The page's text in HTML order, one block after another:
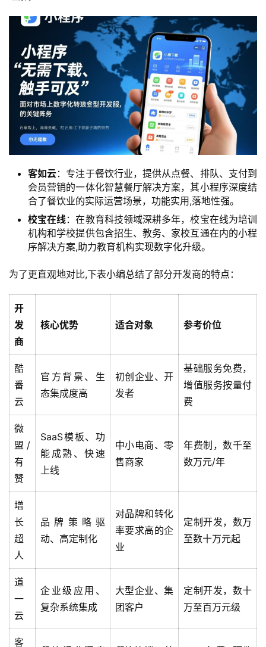
首
页
产
品
与
服
务
客如云：专注于餐饮行业，提供从点餐、排队、支付到
会员营销的一体化智慧餐厅解决方案，其小程序深度结
合了餐饮业的实际运营场景，功能实用,落地性强。
校宝在线：在教育科技领域深耕多年，校宝在线为培训
机构和学校提供包含招生、教务、家校互通在内的小程
序解决方案,助力教育机构实现数字化升级。
为了更直观地对比,下表小编总结了部分开发商的特点：
开
发
商
核心优势 适合对象 参考价位
酷
番
云
官方背景、生
态集成度高
初创企业、开
发者
基础服务免费，
增值服务按量付
费
微
盟/
有
赞
SaaS模板、功
能成熟、快速
上线
中小电商、零
售商家
年费制，数千至
数万元/年
增
长
超
人
品牌策略驱
动、高定制化
对品牌和转化
率要求高的企
业
定制开发，数万
至数十万元起
道
一
云
企业级应用、
复杂系统集成
大型企业、集
团客户
定制开发，数十
万至百万元级
客